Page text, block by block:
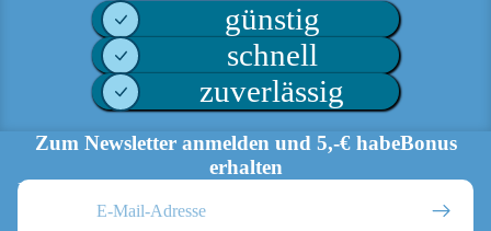
günstig
schnell
zuverlässig
Zum Newsletter anmelden und 5,-€ habeBonus
erhalten
E-Mail